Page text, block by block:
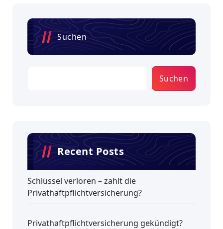
Suchen
Suchen
Recent Posts
Schlüssel verloren – zahlt die
Privathaftpflichtversicherung?
Privathaftpflichtversicherung gekündigt?